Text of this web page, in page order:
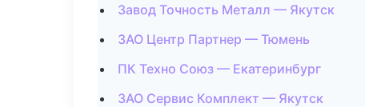
Завод Точность Металл — Якутск
ЗАО Центр Партнер — Тюмень
ПК Техно Союз — Екатеринбург
ЗАО Сервис Комплект — Якутск